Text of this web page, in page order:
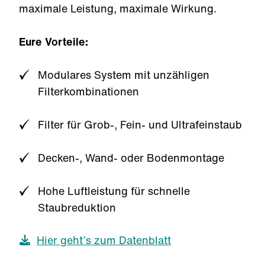
maximale Leistung, maximale Wirkung.
Eure Vorteile:
Modulares System mit unzähligen
Filterkombinationen
Filter für Grob-, Fein- und Ultrafeinstaub
Decken-, Wand- oder Bodenmontage
Hohe Luftleistung für schnelle
Staubreduktion
Hier geht’s zum Datenblatt